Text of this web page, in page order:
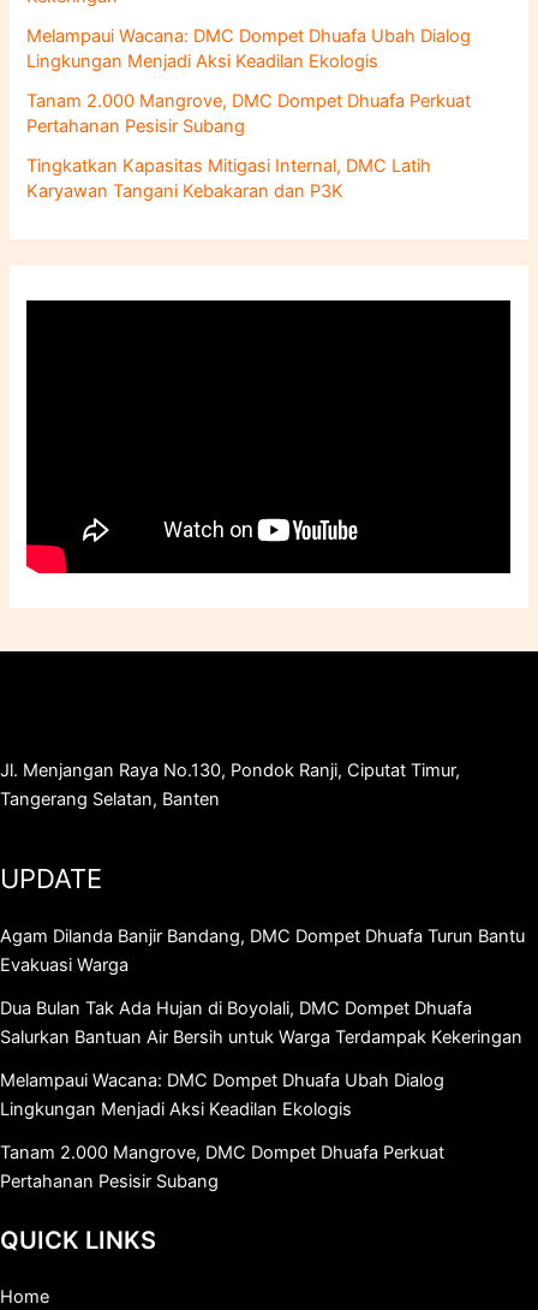
Melampaui Wacana: DMC Dompet Dhuafa Ubah Dialog
Lingkungan Menjadi Aksi Keadilan Ekologis
Tanam 2.000 Mangrove, DMC Dompet Dhuafa Perkuat
Pertahanan Pesisir Subang
Tingkatkan Kapasitas Mitigasi Internal, DMC Latih
Karyawan Tangani Kebakaran dan P3K
Jl. Menjangan Raya No.130, Pondok Ranji, Ciputat Timur,
Tangerang Selatan, Banten
UPDATE
Agam Dilanda Banjir Bandang, DMC Dompet Dhuafa Turun Bantu
Evakuasi Warga
Dua Bulan Tak Ada Hujan di Boyolali, DMC Dompet Dhuafa
Salurkan Bantuan Air Bersih untuk Warga Terdampak Kekeringan
Melampaui Wacana: DMC Dompet Dhuafa Ubah Dialog
Lingkungan Menjadi Aksi Keadilan Ekologis
Tanam 2.000 Mangrove, DMC Dompet Dhuafa Perkuat
Pertahanan Pesisir Subang
QUICK LINKS
Home